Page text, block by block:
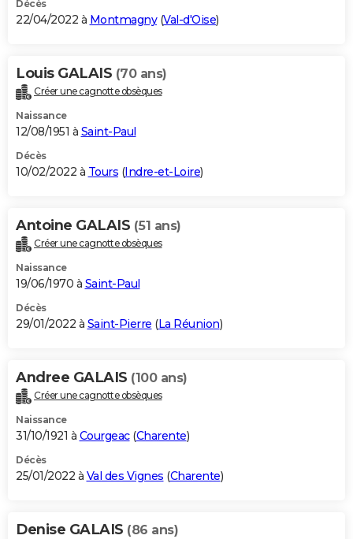
Décès
22/04/2022 à Montmagny(Val-d'Oise)
Louis GALAIS (70 ans)
Créer une cagnotte obsèques
Naissance
12/08/1951 à Saint-Paul
Décès
10/02/2022 à Tours (Indre-et-Loire)
Antoine GALAIS (51 ans)
Créer une cagnotte obsèques
Naissance
19/06/1970 à Saint-Paul
Décès
29/01/2022 à Saint-Pierre (La Réunion)
Andree GALAIS (100 ans)
Créer une cagnotte obsèques
Naissance
31/10/1921 à Courgeac(Charente)
Décès
25/01/2022 à Val des Vignes (Charente)
Denise GALAIS (86 ans)